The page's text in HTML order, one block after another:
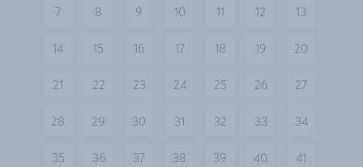
7 8 9 10 11 12 13
14 15 16 17 18 19 20
21 22 23 24 25 26 27
28 29 30 31 32 33 34
35 36 37 38 39 40 41